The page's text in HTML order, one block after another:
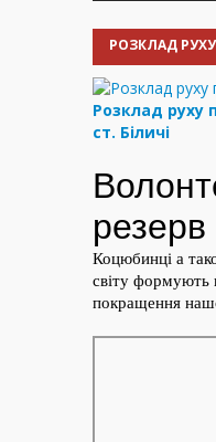
РОЗКЛАД
Розклад руху
ст. Біличі